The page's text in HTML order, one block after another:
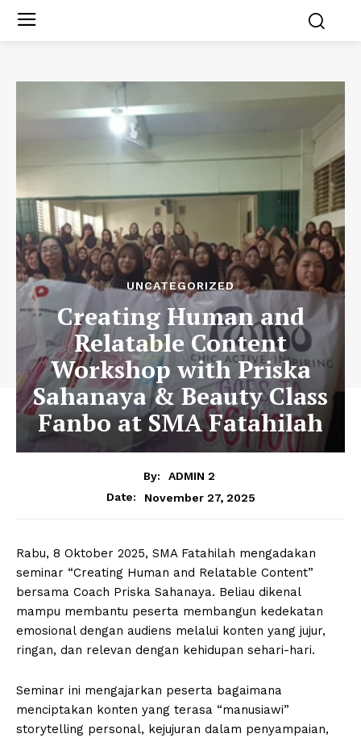
UNCATEGORIZED
Creating Human and
Relatable Content
Workshop with Priska
Sahanaya & Beauty Class
Fanbo at SMA Fatahilah
By:
ADMIN 2
Date:
November 27, 2025
Rabu, 8 Oktober 2025, SMA Fatahilah mengadakan
seminar “Creating Human and Relatable Content”
bersama Coach Priska Sahanaya. Beliau dikenal
mampu membantu peserta membangun kedekatan
emosional dengan audiens melalui konten yang jujur,
ringan, dan relevan dengan kehidupan sehari-hari.
Seminar ini mengajarkan peserta bagaimana
menciptakan konten yang terasa “manusiawi”
storytelling personal, kejujuran dalam penyampaian,